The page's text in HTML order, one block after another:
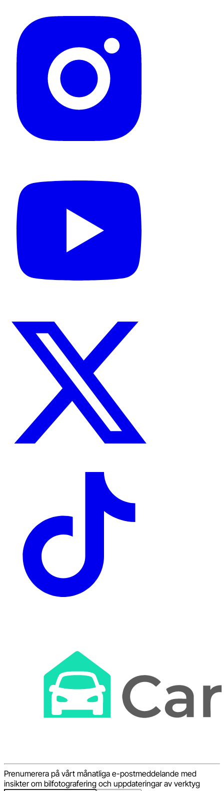
Prenumerera på vårt månatliga e-postmeddelande med
insikter om bilfotografering och uppdateringar av verktyg